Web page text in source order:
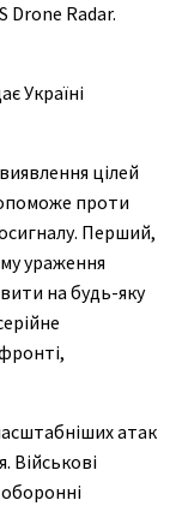
Drone Radar.
Україні
цілей
проти
Перший,
ураження
на будь-яку
атак
Військові